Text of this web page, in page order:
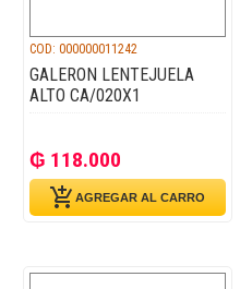
COD: 000000011242
GALERON LENTEJUELA
ALTO CA/020X1
₲ 118.000
add_shopping_cartAGREGAR AL CARRO